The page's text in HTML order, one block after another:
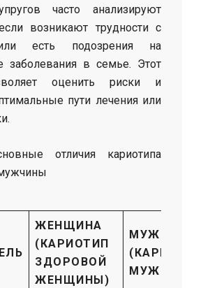
часто анализируют
возникают трудности с
есть подозрения на
заболевания в семье. Этот
оценить риски и
пути лечения или
отличия кариотипа
ЖЕНЩИНА
(КАРИОТИП
ЗДОРОВОЙ
ЖЕНЩИНЫ)
МУЖЧИНА
(КАРИОТИП
МУЖЧИНЫ)